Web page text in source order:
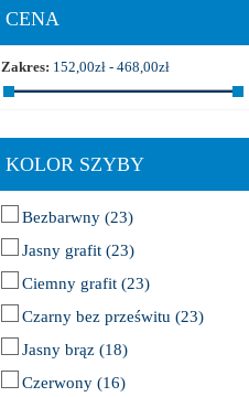
CENA
Zakres: 152,00zł - 468,00zł
KOLOR SZYBY
Bezbarwny (23)
Jasny grafit (23)
Ciemny grafit (23)
Czarny bez prześwitu (23)
Jasny brąz (18)
Czerwony (16)